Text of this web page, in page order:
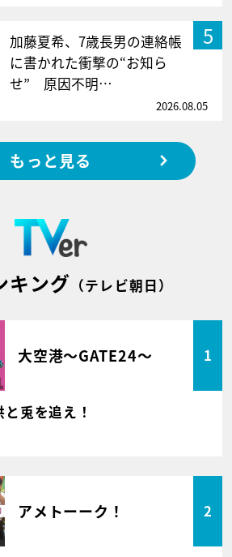
5
加藤夏希、7歳長男の連絡帳
に書かれた衝撃の“お知ら
せ” 原因不明…
2026.08.05
もっと見る
キング （テレビ朝日）
大空港～GATE24～ 1
兎を追え！
アメトーーク！ 2